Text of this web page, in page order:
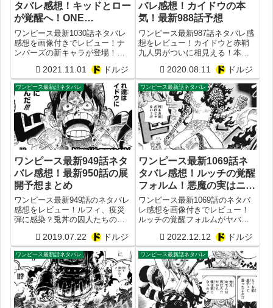
タバレ感想！キッドとロー
が覚醒へ！ONE
PIECE1031話予想【驕れ
る者は久しからず・諸行無
常の響きあり】
ワンピース最新1030話ネタバレ
感想を画像付きでレビュー！ナ
ンバーズの新キャラが登場！カ
は？ONE PIECE最新1031話予想
2021.11.01 ドルジ
バレ感想！カイドウの本
気！最新988話予想
ワンピース最新987話ネタバレ感
想をレビュー！カイドウと赤鞘
九人男がついに相見える！本気
話予想
2020.08.11 ドルジ
ワンピース最新話ネタバレ
ワンピース最新949話ネタ
バレ感想！最新950話の展
開予想まとめ
ワンピース最新949話のネタバレ
感想をレビュー！ルフィ、疫災
弾に感染？兎丼の囚人たちの暴
目せよ 2019.07.22 ドルジ
ワンピース最新話ネタバレ
ワンピース最新1069話ネ
タバレ感想！ルッチの覚醒
フォルム！悪魔の実はニカ
が作った？次の1070話予
想
ワンピース最新1069話のネタバ
レ感想を画像付きでレビュー！
ルッチの覚醒フォルムがヤバ
実は太陽の神ニカが作った？次
の1070話予想
2022.12.12 ドルジ
ワンピース最新話ネタバレ ワンピース最新話ネタバレ